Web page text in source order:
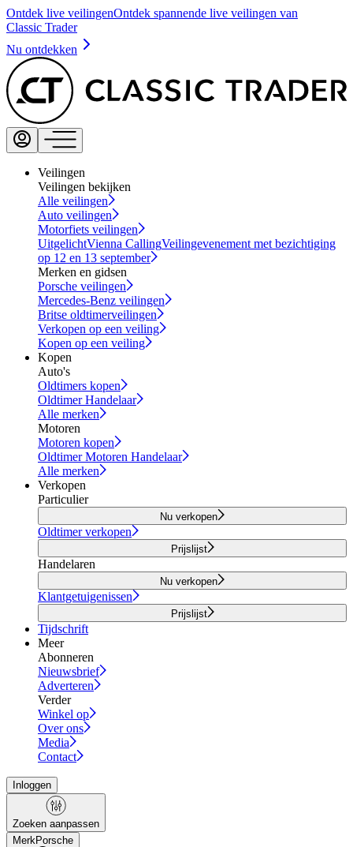
Ontdek live veilingenOntdek spannende live veilingen van
Classic Trader
Nu ontdekken
Veilingen
Veilingen bekijken
Alle veilingen
Auto veilingen
Motorfiets veilingen
UitgelichtVienna CallingVeilingevenement met bezichtiging
op 12 en 13 september
Merken en gidsen
Porsche veilingen
Mercedes-Benz veilingen
Britse oldtimerveilingen
Verkopen op een veiling
Kopen op een veiling
Kopen
Auto's
Oldtimers kopen
Oldtimer Handelaar
Alle merken
Motoren
Motoren kopen
Oldtimer Motoren Handelaar
Alle merken
Verkopen
Particulier
Nu verkopen
Oldtimer verkopen
Prijslijst
Handelaren
Nu verkopen
Klantgetuigenissen
Prijslijst
Tijdschrift
Meer
Abonneren
Nieuwsbrief
Adverteren
Verder
Winkel op
Over ons
Media
Contact
Inloggen
Zoeken aanpassen
MerkPorsche